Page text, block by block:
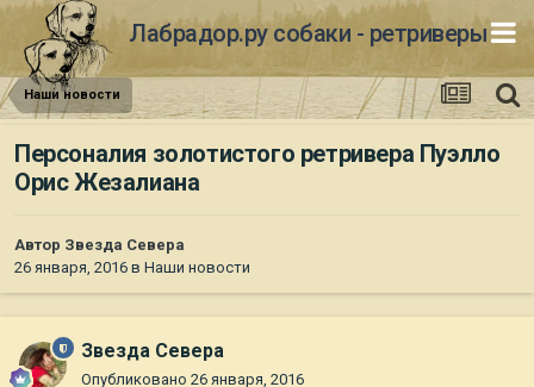
Лабрадор.ру собаки - ретриверы
Наши новости
Персоналия золотистого ретривера Пуэлло
Орис Жезалиана
Автор Звезда Севера
26 января, 2016 в Наши новости
Звезда Севера
Опубликовано 26 января, 2016